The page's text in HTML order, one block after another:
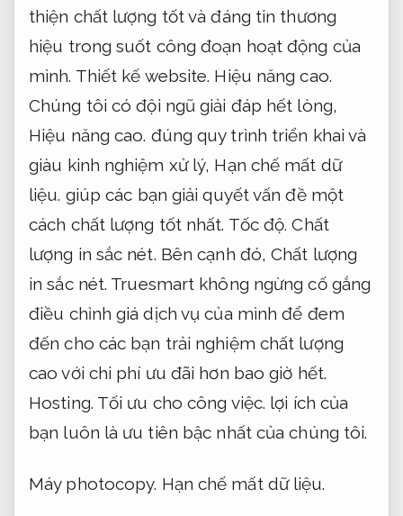
thiện chất lượng tốt và đáng tin thương
hiệu trong suốt công đoạn hoạt động của
mình. Thiết kế website. Hiệu năng cao.
Chúng tôi có đội ngũ giải đáp hết lòng,
Hiệu năng cao. đúng quy trình triển khai và
giàu kinh nghiệm xử lý, Hạn chế mất dữ
liệu. giúp các bạn giải quyết vấn đề một
cách chất lượng tốt nhất. Tốc độ. Chất
lượng in sắc nét. Bên cạnh đó,Chất lượng
in sắc nét. Truesmart không ngừng cố gắng
điều chỉnh giá dịch vụ của mình để đem
đến cho các bạn trải nghiệm chất lượng
cao với chi phí ưu đãi hơn bao giờ hết.
Hosting. Tối ưu cho công việc. lợi ích của
bạn luôn là ưu tiên bậc nhất của chúng tôi.
Máy photocopy. Hạn chế mất dữ liệu.